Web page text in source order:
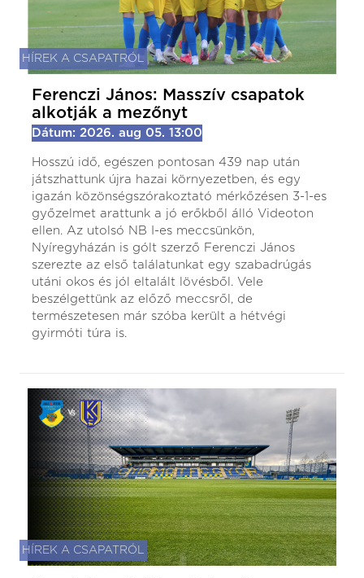
HÍREK A CSAPATRÓL
Ferenczi János: Masszív csapatok
alkotják a mezőnyt
Dátum: 2026. aug 05. 13:00
Hosszú idő, egészen pontosan 439 nap után
játszhattunk újra hazai környezetben, és egy
igazán közönségszórakoztató mérkőzésen 3-1-es
győzelmet arattunk a jó erőkből álló Videoton
ellen. Az utolsó NB I-es meccsünkön,
Nyíregyházán is gólt szerző Ferenczi János
szerezte az első találatunkat egy szabadrúgás
utáni okos és jól eltalált lövésből. Vele
beszélgettünk az előző meccsről, de
természetesen már szóba került a hétvégi
gyirmóti túra is.
HÍREK A CSAPATRÓL